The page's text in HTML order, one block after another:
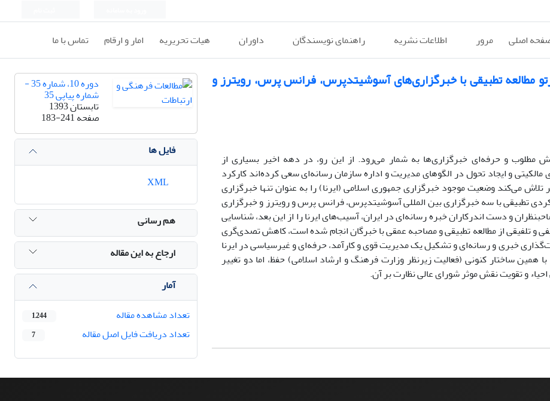
اصلی مرور اطلاعات نشریه راهنمای نویسندگان داوران هیات تحریریه امار و ارقام تماس با ما
مطالعه تطبیقی با خبرگزاری‌های آسوشیتدپرس، فرانس پرس، رویترز و
مطلوب و حرفه‌ای خبرگزاری‌ها به شمار می‌رود. از این رو، در دهه اخیر بسیاری از
و ایجاد تحول در الگوهای مدیریت و اداره سازمان رسانه‌ای سعی کرده‌اند کارکرد
تلاش می‌کند وضعیت موجود خبرگزاری جمهوری اسلامی (ایرنا) را به عنوان تنها خبرگزاری
تطبیقی با سه خبرگزاری بین المللی آسوشیتدپرس، فرانس پرس و رویترز و خبرگزاری
و دست اندرکاران خبره رسانه‌ای در ایران، آسیب‌های ایرنا را از این بعد، شناسایی
تلفیقی از مطالعه تطبیقی و مصاحبه عمقی با خبرگان انجام شده است، کاهش تصدی‌گری
خبری و رسانه‌ای و تشکیل یک مدیریت قوی و کارآمد، حرفه‌ای و غیرسیاسی در ایرنا
همین ساختار کنونی (فعالیت زیرنظر وزارت فرهنگ و ارشاد اسلامی) حفظ، اما دو تغییر
و تقویت نقش موثر شورای عالی نظارت بر آن.
دوره 10، شماره 35 -
شماره پیاپی 35
تابستان 1393
صفحه183-241
فایل ها
هم رسانی
ارجاع به این مقاله
آمار
تعداد مشاهده مقاله
1,244
تعداد دریافت فایل اصل مقاله 7